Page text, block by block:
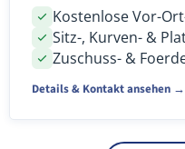
Kostenlose Vor-
Sitz-, Kurven- &
Zuschuss- &
Details & Kontakt ansehen →